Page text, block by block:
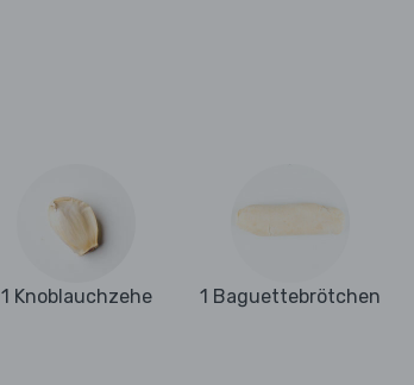
1 Knoblauchzehe 1 Baguettebrötchen